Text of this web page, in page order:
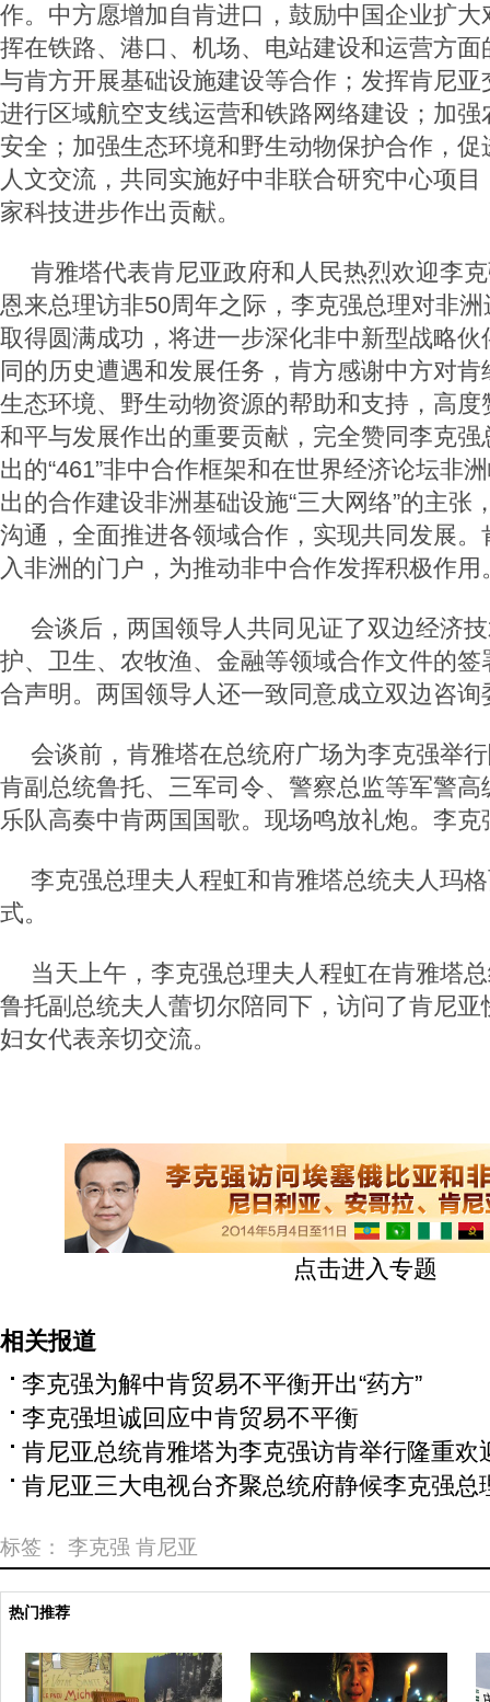
作。中方愿增加自肯进口，鼓励中国企业扩
挥在铁路、港口、机场、电站建设和运营方
与肯方开展基础设施建设等合作；发挥肯尼
进行区域航空支线运营和铁路网络建设；加
安全；加强生态环境和野生动物保护合作，
人文交流，共同实施好中非联合研究中心项
家科技进步作出贡献。
肯雅塔代表肯尼亚政府和人民热烈欢迎李
恩来总理访非50周年之际，李克强总理对非
取得圆满成功，将进一步深化非中新型战略
同的历史遭遇和发展任务，肯方感谢中方对
生态环境、野生动物资源的帮助和支持，高
和平与发展作出的重要贡献，完全赞同李克
出的“461”非中合作框架和在世界经济论坛非
出的合作建设非洲基础设施“三大网络”的主张
沟通，全面推进各领域合作，实现共同发展
入非洲的门户，为推动非中合作发挥积极作用
会谈后，两国领导人共同见证了双边经济
护、卫生、农牧渔、金融等领域合作文件的
合声明。两国领导人还一致同意成立双边咨询
会谈前，肯雅塔在总统府广场为李克强举
肯副总统鲁托、三军司令、警察总监等军警
乐队高奏中肯两国国歌。现场鸣放礼炮。李
李克强总理夫人程虹和肯雅塔总统夫人玛
式。
当天上午，李克强总理夫人程虹在肯雅塔
鲁托副总统夫人蕾切尔陪同下，访问了肯尼
妇女代表亲切交流。
点击进入专题
相关报道
李克强为解中肯贸易不平衡开出“药方”
李克强坦诚回应中肯贸易不平衡
肯尼亚总统肯雅塔为李克强访肯举行隆重欢
肯尼亚三大电视台齐聚总统府静候李克强总
标签： 李克强 肯尼亚
热门推荐